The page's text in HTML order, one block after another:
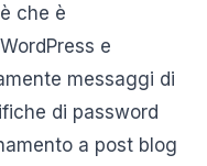
che è
e
messaggi di
di password
a post blog